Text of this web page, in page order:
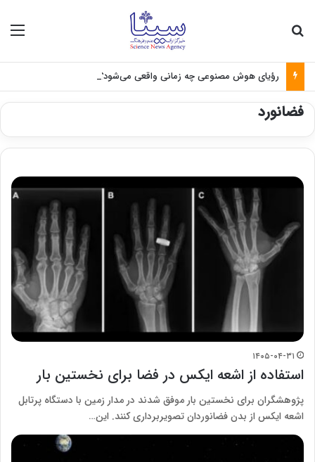
رؤیای هوش مصنوعی چه زمانی واقعی می‌شود؟
فضانورد
۱۴۰۵-۰۴-۳۱
استفاده از اشعه ایکس در فضا برای نخستین بار
پژوهشگران برای نخستین بار موفق شدند در مدار زمین با دستگاه پرتابل
اشعه ایکس از بدن فضانوردان تصویربرداری کنند. این…